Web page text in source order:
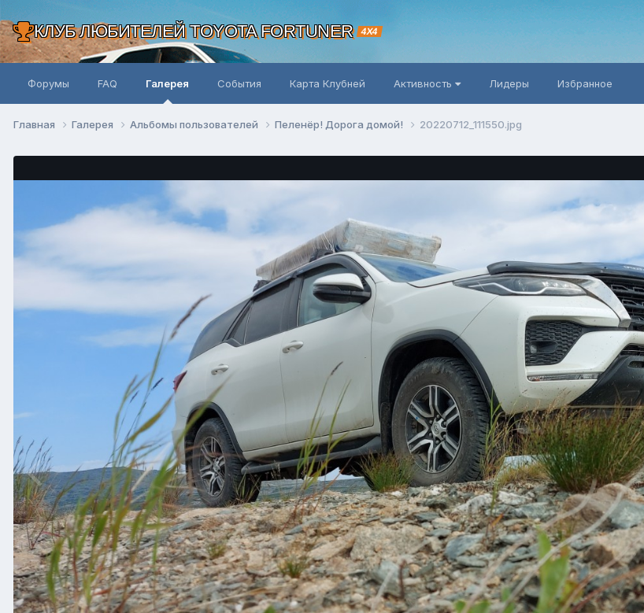
КЛУБ ЛЮБИТЕЛЕЙ TOYOTA FORTUNER 4X4
Форумы FAQ Галерея События Карта Клубней Активность Лидеры Избранное
Главная Галерея Альбомы пользователей Пеленёр! Дорога домой! 20220712_111550.jpg